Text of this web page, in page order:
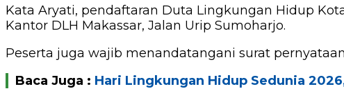
Kata Aryati, pendaftaran Duta Lingkungan Hidup
Kantor DLH Makassar, Jalan Urip Sumoharjo.
Peserta juga wajib menandatangani surat
Baca Juga : Hari Lingkungan Hidup Sedunia